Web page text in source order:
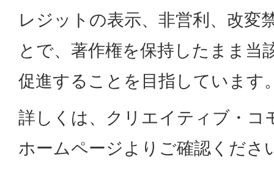
レジットの表示、非営利、改変
とで、著作権を保持したまま当
促進することを目指しています
詳しくは、クリエイティブ・コ
ホームページよりご確認くださ